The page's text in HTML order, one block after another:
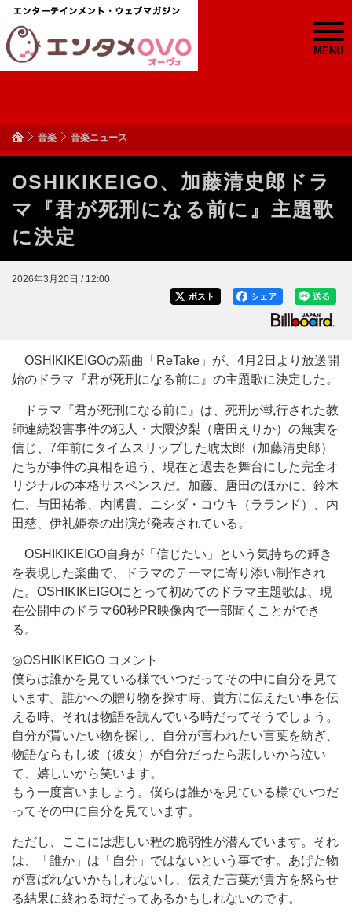
MENU
音楽 音楽ニュース
OSHIKIKEIGO、加藤清史郎ドラ
マ『君が死刑になる前に』主題歌
に決定
2026年3月20日 / 12:00
送る
シェア
ポスト
OSHIKIKEIGOの新曲「ReTake」が、4月2日より放送開
始のドラマ『君が死刑になる前に』の主題歌に決定した。
ドラマ『君が死刑になる前に』は、死刑が執行された教
師連続殺害事件の犯人・大隈汐梨（唐田えりか）の無実を
信じ、7年前にタイムスリップした琥太郎（加藤清史郎）
たちが事件の真相を追う、現在と過去を舞台にした完全オ
リジナルの本格サスペンスだ。加藤、唐田のほかに、鈴木
仁、与田祐希、内博貴、ニシダ・コウキ（ラランド）、内
田慈、伊礼姫奈の出演が発表されている。
OSHIKIKEIGO自身が「信じたい」という気持ちの輝き
を表現した楽曲で、ドラマのテーマに寄り添い制作され
た。OSHIKIKEIGOにとって初めてのドラマ主題歌は、現
在公開中のドラマ60秒PR映像内で一部聞くことができ
る。
◎OSHIKIKEIGO コメント
僕らは誰かを見ている様でいつだってその中に自分を見て
います。誰かへの贈り物を探す時、貴方に伝えたい事を伝
える時、それは物語を読んでいる時だってそうでしょう。
自分が貰いたい物を探し、自分が言われたい言葉を紡ぎ、
物語ならもし彼（彼女）が自分だったら悲しいから泣い
て、嬉しいから笑います。
もう一度言いましょう。僕らは誰かを見ている様でいつだ
ってその中に自分を見ています。
ただし、ここには悲しい程の脆弱性が潜んでいます。それ
は、「誰か」は「自分」ではないという事です。あげた物
が喜ばれないかもしれないし、伝えた言葉が貴方を怒らせ
る結果に終わる時だってあるかもしれないのです。